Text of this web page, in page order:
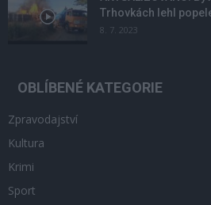
Trhovkách lehl
8. 7. 2023
OBLÍBENÉ KATEGORIE
Zpravodajství
Kultura
Krimi
Sport